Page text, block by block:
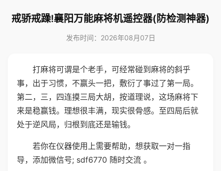
戒骄戒躁!襄阳万能麻将机遥控器(防检测神器)
发布时间：2026年08月07日
打麻将可谓是个老手，可经常碰到麻将的斜乎
事，出于习惯，不赢头一把，敷衍了事过了第一局。
第二，三，四连摸三局大胡，按道理说，这场麻将下
来是稳赢钱。理想很丰满，现实很骨感。至四局后就
处于逆风局，归根到底还是输钱。
若你在仪器使用上需要帮助，想获取一对一指
导，添加微信号; sdf6770 随时交流 。